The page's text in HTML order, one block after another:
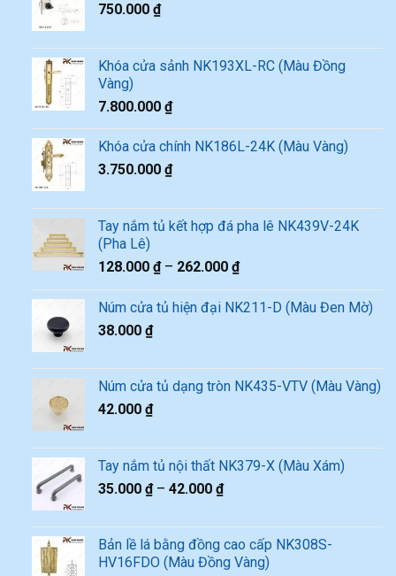
750.000 ₫
Khóa cửa sảnh NK193XL-RC (Màu Đồng
Vàng)
7.800.000 ₫
Khóa cửa chính NK186L-24K (Màu Vàng)
3.750.000 ₫
Tay nắm tủ kết hợp đá pha lê NK439V-24K
(Pha Lê)
128.000 ₫– 262.000 ₫
Núm cửa tủ hiện đại NK211-D (Màu Đen Mờ)
38.000 ₫
Núm cửa tủ dạng tròn NK435-VTV (Màu Vàng)
42.000 ₫
Tay nắm tủ nội thất NK379-X (Màu Xám)
35.000 ₫– 42.000 ₫
Bản lề lá bằng đồng cao cấp NK308S-
HV16FDO (Màu Đồng Vàng)